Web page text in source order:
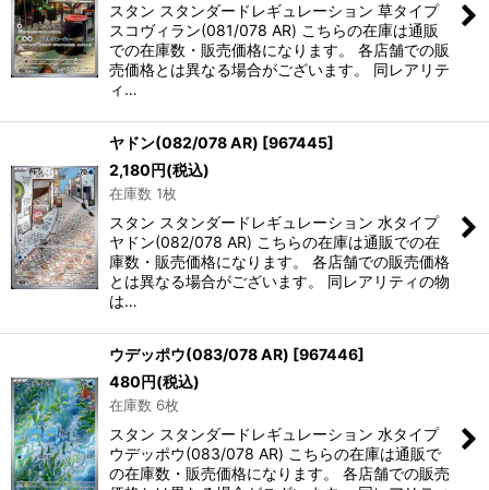
スタン スタンダードレギュレーション 草タイプ
スコヴィラン(081/078 AR) こちらの在庫は通販
での在庫数・販売価格になります。 各店舗での販
売価格とは異なる場合がございます。 同レアリテ
ィ…
ヤドン(082/078 AR) [967445]
2,180円(税込)
在庫数 1枚
スタン スタンダードレギュレーション 水タイプ
ヤドン(082/078 AR) こちらの在庫は通販での在
庫数・販売価格になります。 各店舗での販売価格
とは異なる場合がございます。 同レアリティの物
は…
ウデッポウ(083/078 AR) [967446]
480円(税込)
在庫数 6枚
スタン スタンダードレギュレーション 水タイプ
ウデッポウ(083/078 AR) こちらの在庫は通販で
の在庫数・販売価格になります。 各店舗での販売